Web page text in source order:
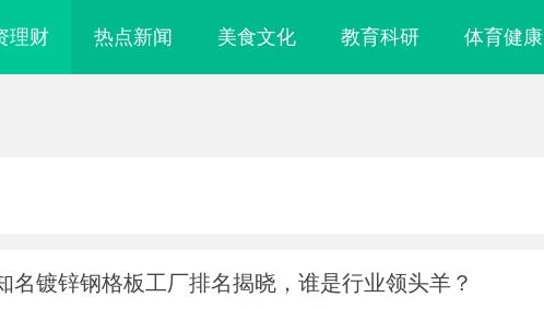
理财 热点新闻 美食文化 教育科研 体育健康
名镀锌钢格板工厂排名揭晓，谁是行业领头羊？